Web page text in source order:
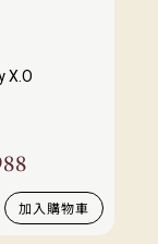
X.O
加入購物車